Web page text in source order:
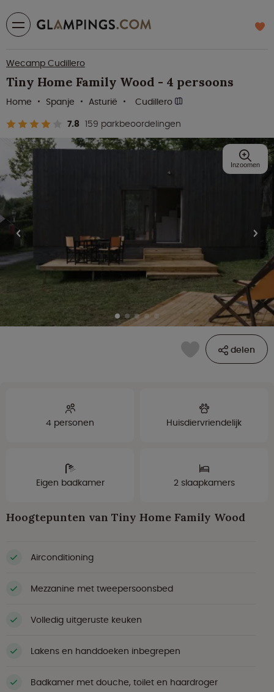
Wecamp Cudillero
Tiny Home Family Wood - 4 persoons
7.8 159 parkbeoordelingen
Home Spanje Asturië Cudillero
delen
Inzoomen
4 personen Huisdiervriendelijk
Eigen badkamer 2 slaapkamers
Hoogtepunten van Tiny Home Family Wood
Airconditioning
Mezzanine met tweepersoonsbed
Volledig uitgeruste keuken
Lakens en handdoeken inbegrepen
Badkamer met douche, toilet en haardroger